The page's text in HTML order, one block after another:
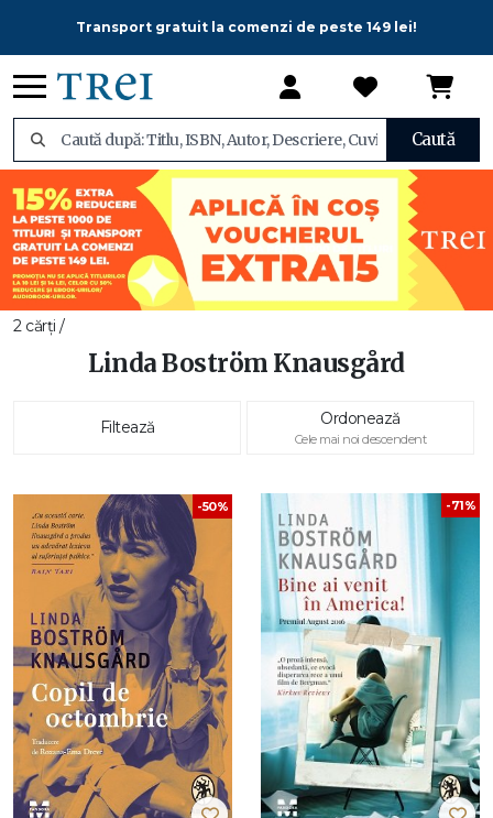
Transport gratuit la comenzi de peste 149 lei!
Caută
2 cărți /
Linda Boström Knausgård
Filtează Ordonează
Cele mai noi descendent
-50% -71%